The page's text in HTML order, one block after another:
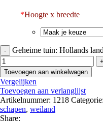
*Hoogte x breedte
Geheime tuin: Hollands
Toevoegen aan winkelwagen
Vergelijken
Toevoegen aan verlanglijst
Artikelnummer: 1218 Categorie:
schapen, weiland
Share: